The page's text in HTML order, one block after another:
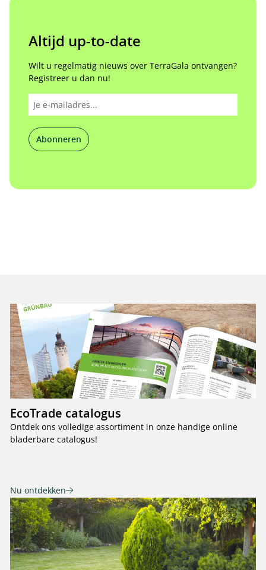
Altijd up-to-date
Wilt u regelmatig nieuws over TerraGala ontvangen?
Registreer u dan nu!
Abonneren
EcoTrade catalogus
Ontdek ons volledige assortiment in onze handige online
bladerbare catalogus!
Nu ontdekken